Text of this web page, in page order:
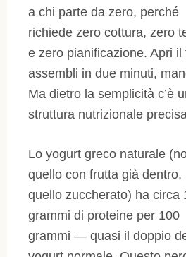
a chi parte da zero, perché
richiede zero cottura, zero
e zero pianificazione. Apri il
assembli in due minuti,
Ma dietro la semplicità c’è
struttura nutrizionale
Lo yogurt greco naturale
quello con frutta già dentro,
quello zuccherato) ha circa
grammi di proteine per 100
grammi — quasi il doppio